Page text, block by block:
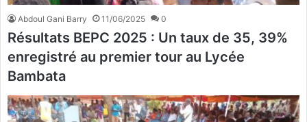
Abdoul Gani Barry 11/06/2025 0
Résultats BEPC 2025 : Un taux de 35, 39%
enregistré au premier tour au Lycée
Bambata